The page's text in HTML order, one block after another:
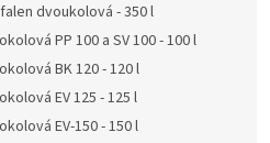
dvoukolová - 350 l
PP 100 a SV 100 - 100 l
BK 120 - 120 l
EV 125 - 125 l
EV-150 - 150 l